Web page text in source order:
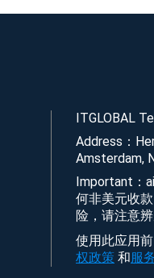
ITGLOBAL
Address：
Amsterdam,
Important：
何非美元收
险，请注意
使用此应用
权政策 和服